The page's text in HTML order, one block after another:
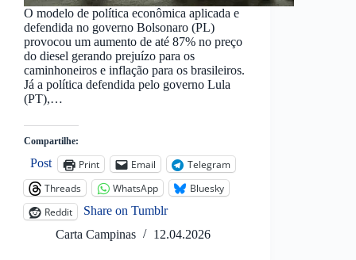
O modelo de política econômica aplicada e
defendida no governo Bolsonaro (PL)
provocou um aumento de até 87% no preço
do diesel gerando prejuízo para os
caminhoneiros e inflação para os brasileiros.
Já a política defendida pelo governo Lula
(PT),…
Compartilhe:
Post Print Email
Telegram
Threads
WhatsApp
Bluesky
Reddit
Share on Tumblr
Carta Campinas
12.04.2026